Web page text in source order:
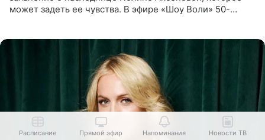
может задеть ее чувства. В эфире «Шоу Воли» 50-
Расписание Прямой эфир Напоминания Новости ТВ